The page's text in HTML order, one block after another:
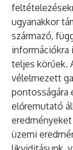
ugyanakkor
származó,
információkra
teljes körűek.
vélelmezett
pontosságára
előremutató
üzemi